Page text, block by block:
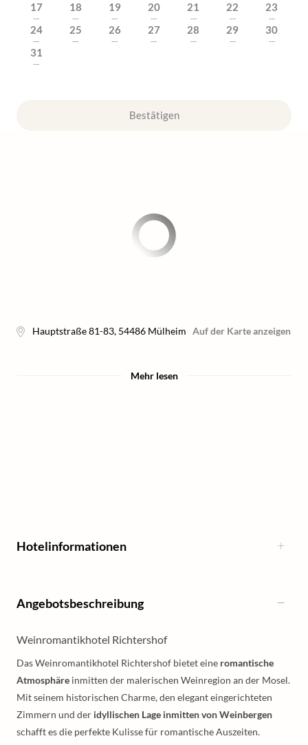
17
---
18
---
19
---
20
---
21
---
22
---
23
---
24
---
25
---
26
---
27
---
28
---
29
---
30
---
31
---
Bestätigen
Hauptstraße 81-83, 54486 Mülheim Auf der Karte anzeigen
Mehr lesen
Hotelinformationen
Angebotsbeschreibung
Weinromantikhotel Richtershof
Das Weinromantikhotel Richtershof bietet eine romantische
Atmosphäre inmitten der malerischen Weinregion an der Mosel.
Mit seinem historischen Charme, den elegant eingerichteten
Zimmern und der idyllischen Lage inmitten von Weinbergen
schafft es die perfekte Kulisse für romantische Auszeiten.